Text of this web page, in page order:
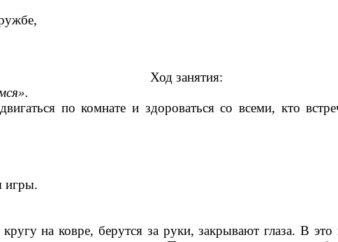
Ход занятия:
по комнате и здороваться со всеми, кто
игры.
на ковре, берутся за руки, закрывают глаза. В это